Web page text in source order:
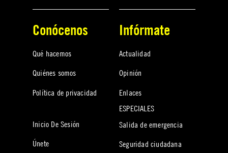
Conócenos
Qué hacemos
Quiénes somos
Política de privacidad
Inicio De Sesión
Únete
Infórmate
Actualidad
Opinión
Enlaces
ESPECIALES
Salida de emergencia
Seguridad ciudadana